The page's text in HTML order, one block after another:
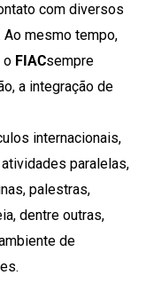
com diversos
mesmo tempo,
o FIACsempre
a integração de
internacionais,
paralelas,
palestras,
dentre outras,
de